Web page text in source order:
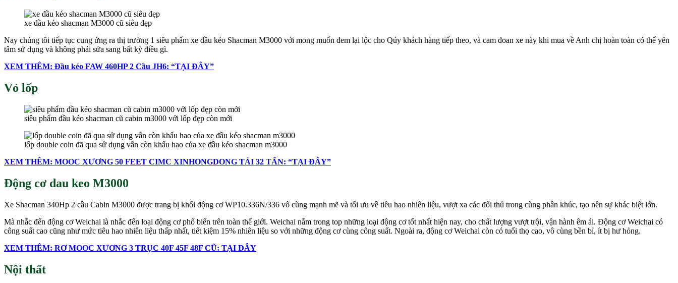
xe đầu kéo shacman M3000 cũ siêu đẹp
Nay chúng tôi tiếp tục cung ứng ra thị trường 1 siêu phẩm xe đầu kéo Shacman M3000 với mong muốn đem lại lộc cho Qúy khách hàng tiếp theo, và cam đoan xe này khi mua về Anh chị hoàn toàn có thể yên
tâm sử dụng và không phải sửa sang bất kỳ điều gì.
XEM THÊM: Đầu kéo FAW 460HP 2 Cầu JH6: “TẠI ĐÂY”
Vỏ lốp
siêu phẩm đầu kéo shacman cũ cabin m3000 với lốp đẹp còn mới
lốp double coin đã qua sử dụng vẫn còn khấu hao của xe đầu kéo shacman m3000
XEM THÊM: MOOC XƯƠNG 50 FEET CIMC XINHONGDONG TẢI 32 TẤN: “TẠI ĐÂY”
Động cơ dau keo M3000
Xe Shacman 340Hp 2 cầu Cabin M3000 được trang bị khối động cơ WP10.336N/336 vô cùng mạnh mẽ và tối ưu về tiêu hao nhiên liệu, vượt xa các đối thủ trong cùng phân khúc, tạo nên sự khác biệt lớn.
Mà nhắc đến động cơ Weichai là nhắc đến loại động cơ phổ biến trên toàn thế giới. Weichai nằm trong top những loại động cơ tốt nhất hiện nay, cho chất lượng vượt trội, vận hành êm ái. Động cơ Weichai có
công suất cao cũng như mức tiêu hao nhiên liệu thấp nhất, tiết kiệm 15% nhiên liệu so với những động cơ cùng công suất. Ngoài ra, động cơ Weichai còn có tuổi thọ cao, vô cùng bền bỉ, ít bị hư hỏng.
XEM THÊM: RƠ MOOC XƯƠNG 3 TRỤC 40F 45F 48F CŨ: TẠI ĐÂY
Nội thất